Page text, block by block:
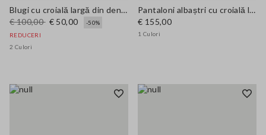
Blugi cu croială largă din denim albastru de bumbac pur
€ 100,00 € 50,00
-50%
REDUCERI
2 Culori
Pantaloni albaștri cu croială largă din bumbac pur
€ 155,00
1 Culori